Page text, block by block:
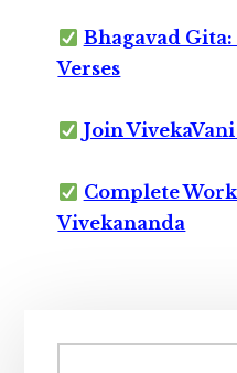
Bhagavad Gita:
Verses
Join
Complete
Vivekananda